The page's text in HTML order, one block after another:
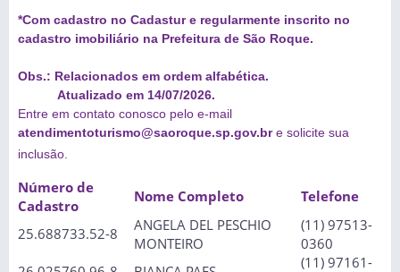
*Com cadastro no Cadastur e regularmente inscrito no
cadastro imobiliário na Prefeitura de São Roque.
Obs.: Relacionados em ordem alfabética.
Atualizado em 14/07/2026.
Entre em contato conosco pelo e-mail
atendimentoturismo@saoroque.sp.gov.bre solicite sua
inclusão.
Número de
Cadastro
Nome Completo Telefone
25.688733.52-8
ANGELA DEL PESCHIO
MONTEIRO
(11) 97513-
0360
(11) 97161-